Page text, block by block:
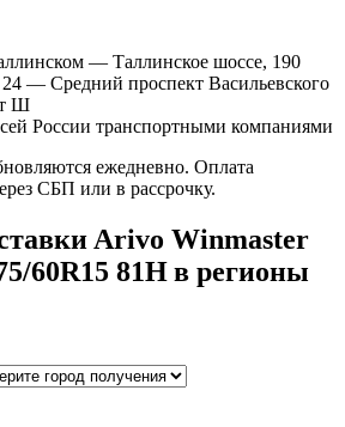
— Таллинское шоссе, 190
— Средний проспект Васильевского
Ш
России транспортными компаниями
ежедневно. Оплата
СБП или в рассрочку.
Arivo Winmaster
60R15 81Hв регионы